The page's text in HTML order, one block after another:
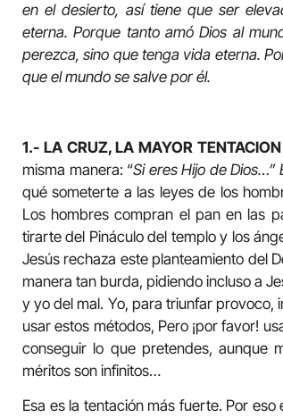
en el desierto, así tiene que ser
eterna. Porque tanto amó Dios al
perezca, sino que tenga vida eterna.
que el mundo se salve por él.
1.- LA CRUZ, LA MAYOR
misma manera: “Si eres Hijo de Dios…”
qué someterte a las leyes de los
Los hombres compran el pan en las
tirarte del Pináculo del templo y los
Jesús rechaza este planteamiento del
manera tan burda, pidiendo incluso a
y yo del mal. Yo, para triunfar provoco,
usar estos métodos, Pero ¡por favor!
conseguir lo que pretendes, aunque
méritos son infinitos…
Esa es la tentación más fuerte. Por eso